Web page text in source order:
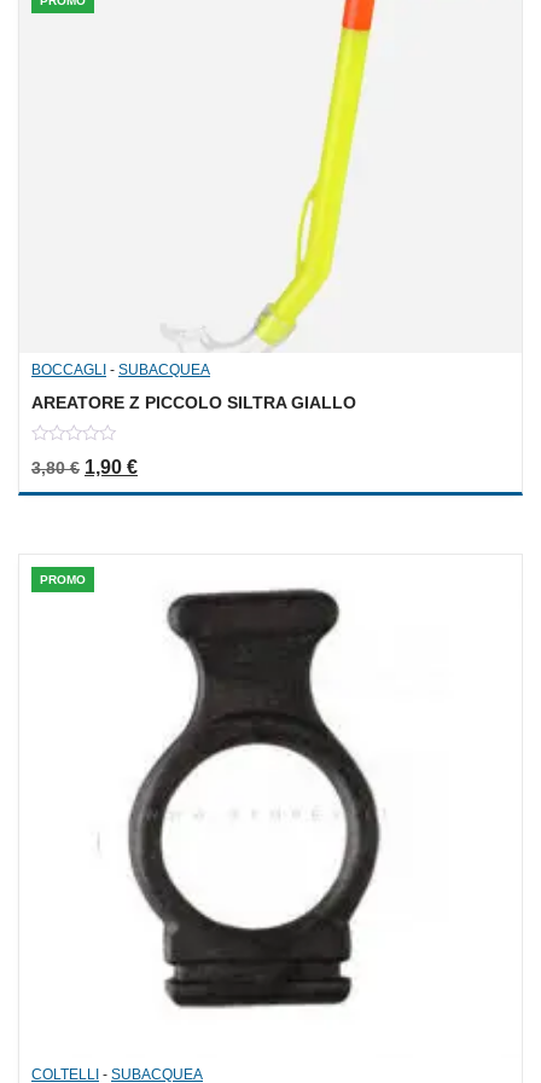
BOCCAGLI - SUBACQUEA
AREATORE Z PICCOLO SILTRA GIALLO
out
of
3,80€ Il prezzo originale era: 3,80 €.
1,90 €Il prezzo attuale è: 1,90 €.
PROMO
COLTELLI - SUBACQUEA